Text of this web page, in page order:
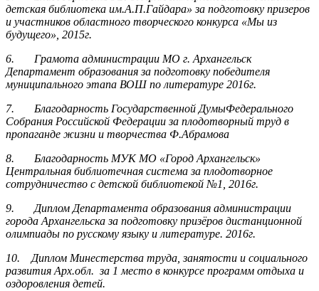
детская библиотека им.А.П.Гайдара» за подготовку призеров
и участников областного творческого конкурса «Мы из
будущего», 2015г.
6. Грамота администрации МО г. Архангельск
Департамент образования за подготовку победителя
муниципального этапа ВОШ по литературе 2016г.
7. Благодарность Государственной ДумыФедерального
Собрания Российской Федерации за плодотворный труд в
пропаганде жизни и творчества Ф.Абрамова
8. Благодарность МУК МО «Город Архангельск»
Центральная библиотечная система за плодотворное
сотрудничество с детской библиотекой №1, 2016г.
9. Диплом Департамента образования администрации
города Архангельска за подготовку призёров дистанционной
олимпиады по русскому языку и литературе. 2016г.
10. Диплом Минестерства труда, занятости и социального
развития Арх.обл. за 1 место в конкурсе программ отдыха и
оздоровления детей.